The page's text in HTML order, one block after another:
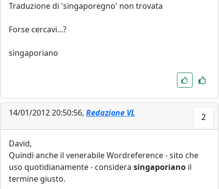
Traduzione di 'singaporegno' non trovata
Forse cercavi...?
singaporiano
14/01/2012 20:50:56, Redazione VL 2
David,
Quindi anche il venerabile Wordreference - sito che
uso quotidianamente - considera singaporiano il
termine giusto.